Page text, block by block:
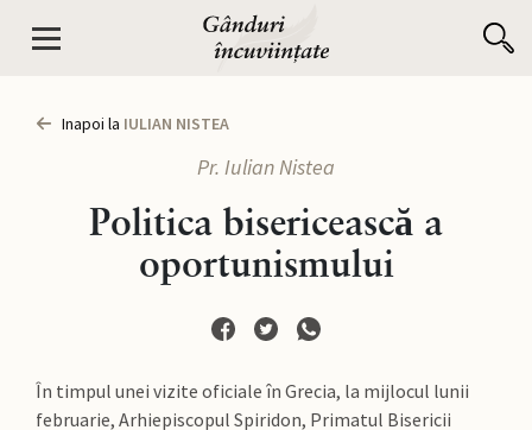
Inapoi la IULIAN NISTEA
Pr. Iulian Nistea
Politica bisericească a
oportunismului
În timpul unei vizite oficiale în Grecia, la mijlocul lunii
februarie, Arhiepiscopul Spiridon, Primatul Bisericii